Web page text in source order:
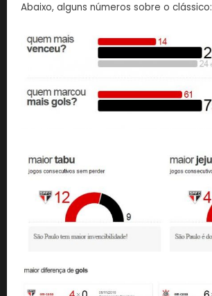
Abaixo, alguns números sobre o clássico: